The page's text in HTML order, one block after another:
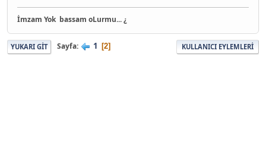
İmzam Yok bassam oLurmu... ¿
YUKARI GIT Sayfa 1 2 KULLANICI EYLEMLERI